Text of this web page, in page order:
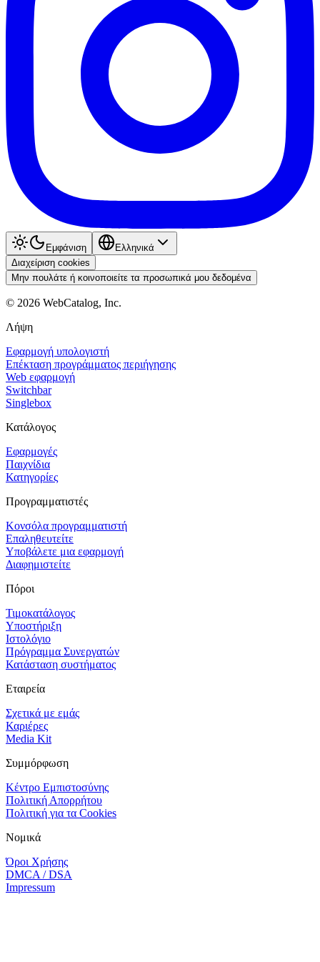
Εμφάνιση
Ελληνικά
Διαχείριση cookies
Μην πουλάτε ή κοινοποιείτε τα προσωπικά μου δεδομένα
© 2026 WebCatalog, Inc.
Λήψη
Εφαρμογή υπολογιστή
Επέκταση προγράμματος περιήγησης
Web εφαρμογή
Switchbar
Singlebox
Κατάλογος
Εφαρμογές
Παιχνίδια
Κατηγορίες
Προγραμματιστές
Κονσόλα προγραμματιστή
Επαληθευτείτε
Υποβάλετε μια εφαρμογή
Διαφημιστείτε
Πόροι
Τιμοκατάλογος
Υποστήριξη
Ιστολόγιο
Πρόγραμμα Συνεργατών
Κατάσταση συστήματος
Εταιρεία
Σχετικά με εμάς
Καριέρες
Media Kit
Συμμόρφωση
Κέντρο Εμπιστοσύνης
Πολιτική Απορρήτου
Πολιτική για τα Cookies
Νομικά
Όροι Χρήσης
DMCA / DSA
Impressum